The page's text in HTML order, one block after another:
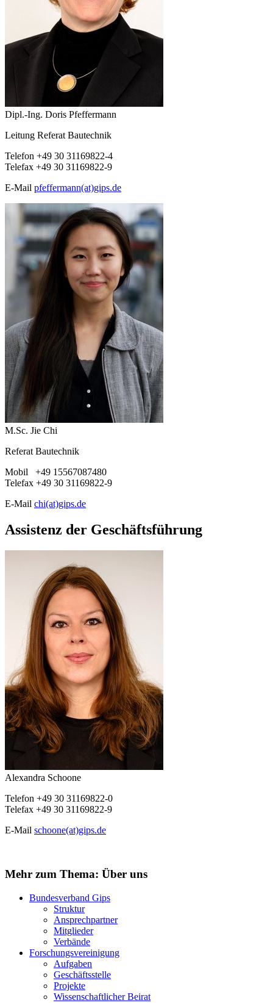
Dipl.-Ing. Doris Pfeffermann
Leitung Referat Bautechnik
Telefon +49 30 31169822-4
Telefax +49 30 31169822-9
E-Mail pfeffermann(at)gips.de
M.Sc. Jie Chi
Referat Bautechnik
Mobil +49 15567087480
Telefax +49 30 31169822-9
E-Mail chi(at)gips.de
Assistenz der Geschäftsführung
Alexandra Schoone
Telefon +49 30 31169822-0
Telefax +49 30 31169822-9
E-Mail schoone(at)gips.de
Mehr zum Thema: Über uns
Bundesverband Gips
Struktur
Ansprechpartner
Mitglieder
Verbände
Forschungsvereinigung
Aufgaben
Geschäftsstelle
Projekte
Wissenschaftlicher Beirat